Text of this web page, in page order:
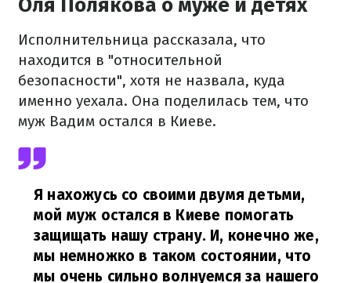
Оля Полякова о муже и детях
Исполнительница рассказала, что
находится в "относительной
безопасности", хотя не назвала, куда
именно уехала. Она поделилась тем, что
муж Вадим остался в Киеве.
Я нахожусь со своими двумя детьми,
мой муж остался в Киеве помогать
защищать нашу страну. И, конечно же,
мы немножко в таком состоянии, что
мы очень сильно волнуемся за нашего